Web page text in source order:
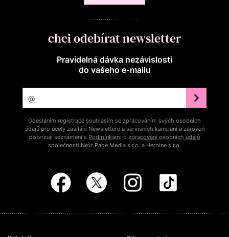
chci odebírat newsletter
Pravidelná dávka nezávislosti
do vašeho e‑mailu
Odesláním registrace souhlasím se zpracováním svých osobních
údajů pro účely zasílání Newsletteru a servisních kampaní a zároveň
potvrzuji seznámení s Podmínkami o zpracování osobních údajů
společností Next Page Media s.r.o. a Heroine s.r.o.